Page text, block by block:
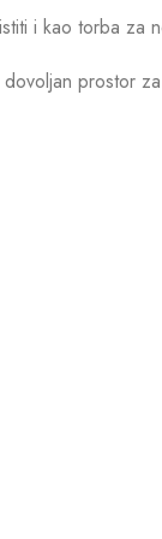
i kao torba za
prostor